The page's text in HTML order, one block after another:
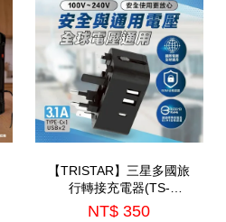
【TRISTAR】三星多國旅
行轉接充電器(TS-
USB181)
NT$ 350